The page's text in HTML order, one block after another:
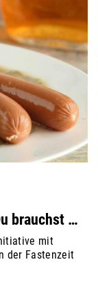
brauchst …
mit
der Fastenzeit